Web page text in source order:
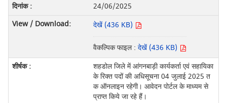
24/06/2025
देखें (436 KB)
वैकल्पिक फाइल : देखें (436 KB)
शहडोल जिले में आंगनबाड़ी कार्यकर्ता एवं सहायिका
के रिक्त पदों की अधिसूचना 04 जुलाई 2025 त
क ऑनलाइन रहेगी। आवेदन पोर्टल के माध्यम से
प्राप्त किये जा रहे हैं।